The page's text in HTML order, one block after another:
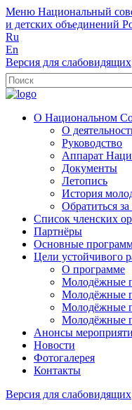
Меню Национальный
и детских объединений
Ru
En
Версия для слабовидящих
О Национальном
О
Руководство
Аппарат
Документы
Летопись
История
Обратиться
Список членских
Партнёры
Основные
Цели устойчивого
О программе
Молодёжные
Молодёжные
Молодёжные
Молодёжные
Анонсы
Новости
Фотогалерея
Контакты
Версия для слабовидящих